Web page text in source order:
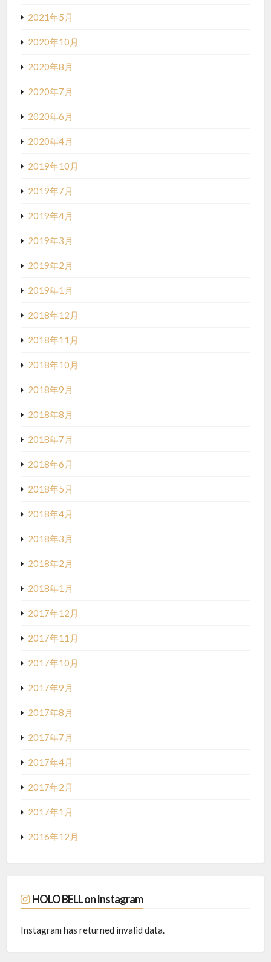
2021年5月
2020年10月
2020年8月
2020年7月
2020年6月
2020年4月
2019年10月
2019年7月
2019年4月
2019年3月
2019年2月
2019年1月
2018年12月
2018年11月
2018年10月
2018年9月
2018年8月
2018年7月
2018年6月
2018年5月
2018年4月
2018年3月
2018年2月
2018年1月
2017年12月
2017年11月
2017年10月
2017年9月
2017年8月
2017年7月
2017年4月
2017年2月
2017年1月
2016年12月
HOLO BELL on Instagram
Instagram has returned invalid data.